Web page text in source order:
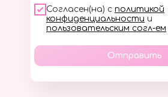
Согласен(на) с политикой
конфиденциальности и
пользовательским согл-ем
Отправить